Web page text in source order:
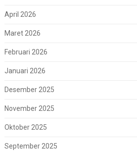
April 2026
Maret 2026
Februari 2026
Januari 2026
Desember 2025
November 2025
Oktober 2025
September 2025